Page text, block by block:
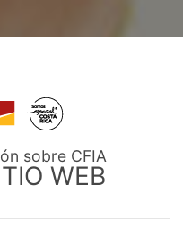
sobre CFIA
WEB